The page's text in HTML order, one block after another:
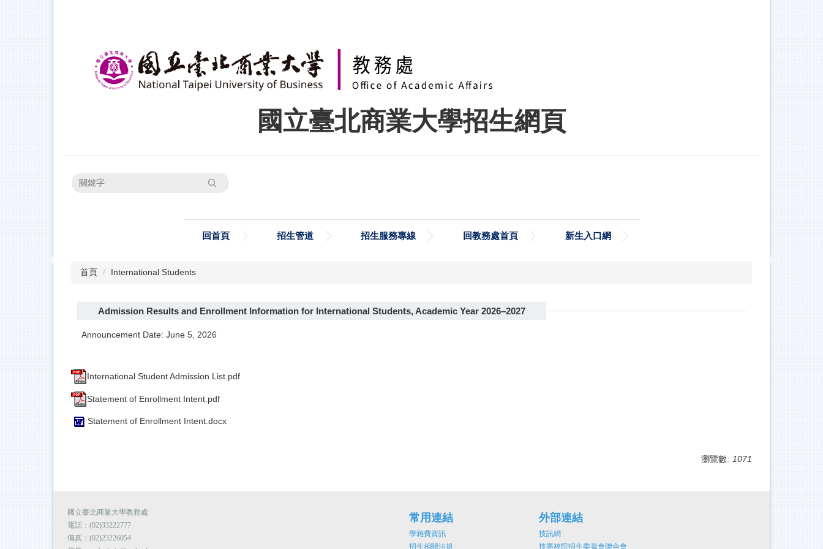
國立臺北商業大學招生網頁
搜尋
回首頁 招生管道 招生服務專線 回教務處首頁 新生入口網
首頁 International Students
Admission Results and Enrollment Information for International Students, Academic Year 2026–2027
Announcement Date: June 5, 2026
International Student Admission List.pdf
Statement of Enrollment Intent.pdf
Statement of Enrollment Intent.docx
瀏覽數: 1071
國立臺北商業大學教務處
電話：(02)33222777
傳真：(02)23226054
常用連結
學雜費資訊
招生相關法規
外部連結
技訊網
技專校院招生委員會聯合會